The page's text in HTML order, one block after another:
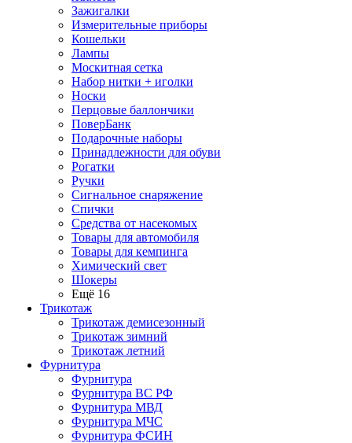
Зажигалки
Измерительные приборы
Кошельки
Лампы
Москитная сетка
Набор нитки + иголки
Носки
Перцовые баллончики
ПоверБанк
Подарочные наборы
Принадлежности для обуви
Рогатки
Ручки
Сигнальное снаряжение
Спички
Средства от насекомых
Товары для автомобиля
Товары для кемпинга
Химический свет
Шокеры
Ещё 16
Трикотаж
Трикотаж демисезонный
Трикотаж зимний
Трикотаж летний
Фурнитура
Фурнитура
Фурнитура ВС РФ
Фурнитура МВД
Фурнитура МЧС
Фурнитура ФСИН